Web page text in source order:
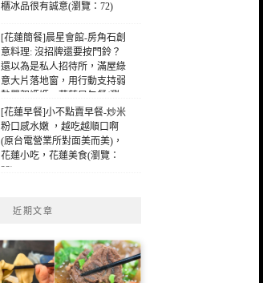
櫃冰品很有誠意(瀏覽：72)
[花蓮簡餐]晨星會館-房角石創
意料理: 沒招牌還要按門鈴？
還以為是私人招待所，滿屋綠
意大片落地窗，用行動支持弱
勢單親媽媽，花蓮早午餐(瀏
覽：25)
[花蓮早餐]小不點賣早餐-炒米
粉口感水嫩 ，越吃越順口啊
(原台電營業所對面美而美)，
花蓮小吃，花蓮美食(瀏覽：
22)
近期文章